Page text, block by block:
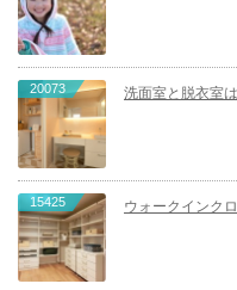
20073 洗面室と脱衣室
15425 ウォークインク